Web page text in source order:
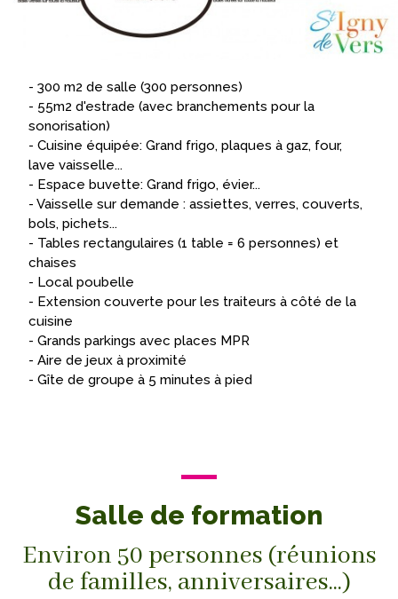
- 300 m2 de salle (300 personnes)
- 55m2 d'estrade (avec branchements pour la
sonorisation)
- Cuisine équipée: Grand frigo, plaques à gaz, four,
lave vaisselle...
- Espace buvette: Grand frigo, évier...
- Vaisselle sur demande : assiettes, verres, couverts,
bols, pichets...
- Tables rectangulaires (1 table = 6 personnes) et
chaises
- Local poubelle
- Extension couverte pour les traiteurs à côté de la
cuisine
- Grands parkings avec places MPR
- Aire de jeux à proximité
- Gîte de groupe à 5 minutes à pied
Salle de formation
Environ 50 personnes (réunions
de familles, anniversaires...)